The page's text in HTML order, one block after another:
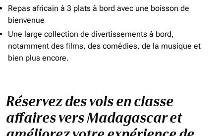
Repas africain à 3 plats à bord avec une boisson de
bienvenue
Une large collection de divertissements à bord,
notamment des films, des comédies, de la musique et
bien plus encore.
Réservez des vols en classe
affaires vers Madagascar et